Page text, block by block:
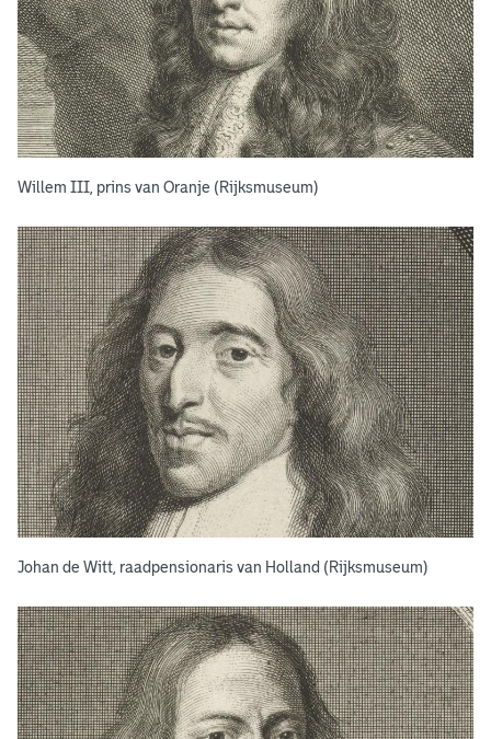
Willem III, prins van Oranje (Rijksmuseum)
Johan de Witt, raadpensionaris van Holland (Rijksmuseum)